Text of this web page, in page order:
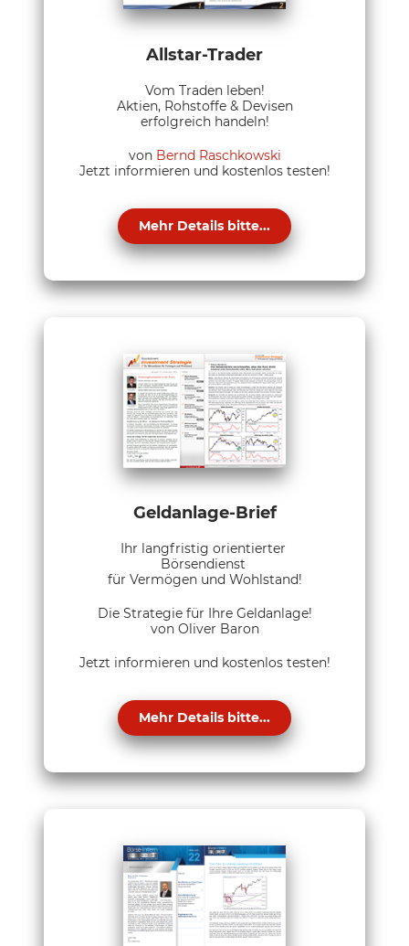
Allstar-Trader
Vom Traden leben!
Aktien, Rohstoffe & Devisen
erfolgreich handeln!
von Bernd Raschkowski
Jetzt informieren und kostenlos testen!
Mehr Details bitte...
Geldanlage-Brief
Ihr langfristig orientierter
Börsendienst
für Vermögen und Wohlstand!
Die Strategie für Ihre Geldanlage!
von Oliver Baron
Jetzt informieren und kostenlos testen!
Mehr Details bitte...